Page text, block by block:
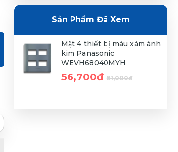
Sản Phẩm Đã Xem
Mặt 4 thiết bị màu xám ánh
kim Panasonic
WEVH68040MYH
56,700đ 81,000đ